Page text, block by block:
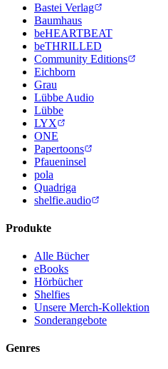
Bastei Verlag
Baumhaus
beHEARTBEAT
beTHRILLED
Community Editions
Eichborn
Grau
Lübbe Audio
Lübbe
LYX
ONE
Papertoons
Pfaueninsel
pola
Quadriga
shelfie.audio
Produkte
Alle Bücher
eBooks
Hörbücher
Shelfies
Unsere Merch-Kollektion
Sonderangebote
Genres